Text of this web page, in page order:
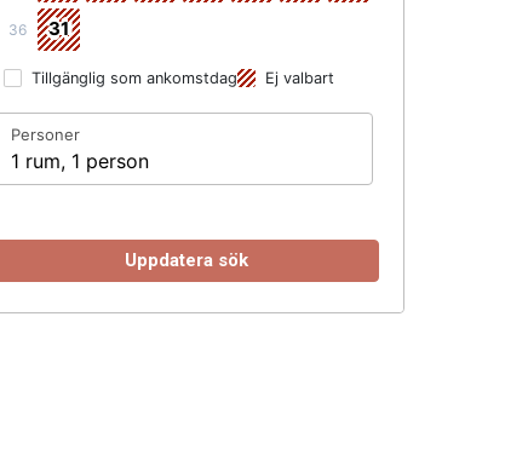
36 31
Tillgänglig som ankomstdag Ej valbart
Personer
1 rum, 1 person
Uppdatera sök